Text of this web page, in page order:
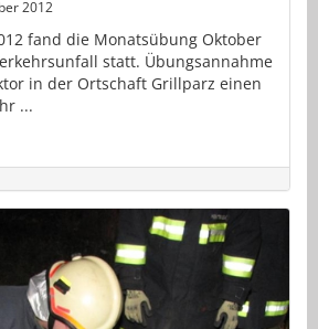
2012
fand die Monatsübung Oktober
statt. Übungsannahme
in der Ortschaft Grillparz einen
...